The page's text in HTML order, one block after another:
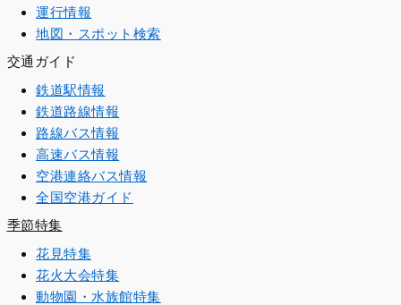
運行情報
地図・スポット検索
交通ガイド
鉄道駅情報
鉄道路線情報
路線バス情報
高速バス情報
空港連絡バス情報
全国空港ガイド
季節特集
花見特集
花火大会特集
動物園・水族館特集